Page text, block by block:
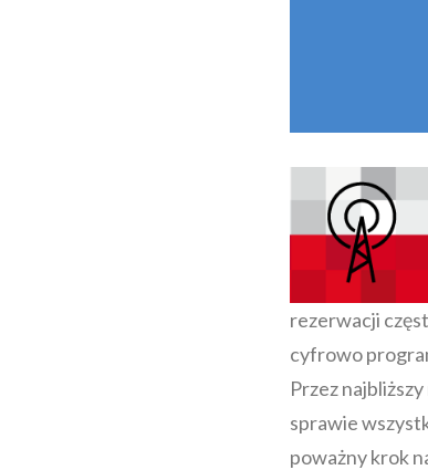
rezerwacji
cyfrowo
Przez
sprawie
poważny krok